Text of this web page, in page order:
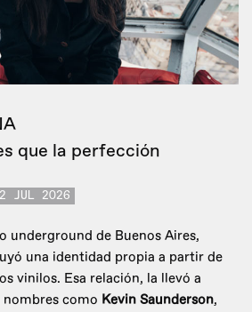
que la perfección
JUL 2026
underground de Buenos Aires,
una identidad propia a partir de
vinilos. Esa relación, la llevó a
como Kevin Saunderson,